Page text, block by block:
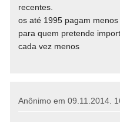
recentes.
os até 1995 pagam
para quem pretende
cada vez menos
Anônimo em 09.11.2014.